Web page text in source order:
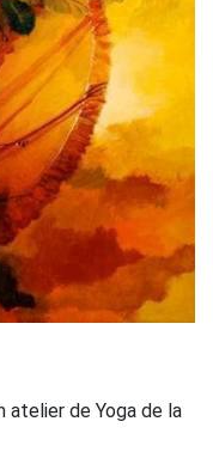
atelier de Yoga de la